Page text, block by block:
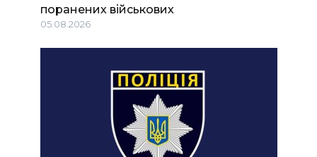
поранених військових
05.08.2026